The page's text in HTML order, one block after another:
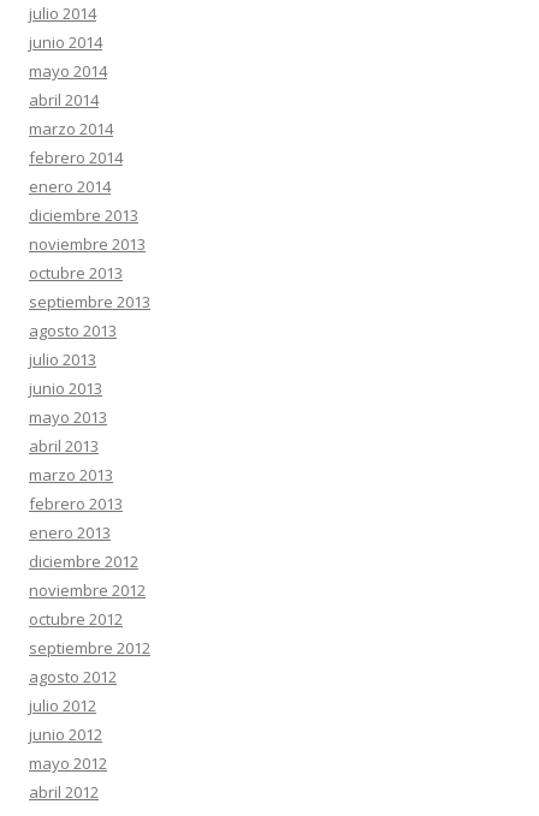
julio 2014
junio 2014
mayo 2014
abril 2014
marzo 2014
febrero 2014
enero 2014
diciembre 2013
noviembre 2013
octubre 2013
septiembre 2013
agosto 2013
julio 2013
junio 2013
mayo 2013
abril 2013
marzo 2013
febrero 2013
enero 2013
diciembre 2012
noviembre 2012
octubre 2012
septiembre 2012
agosto 2012
julio 2012
junio 2012
mayo 2012
abril 2012